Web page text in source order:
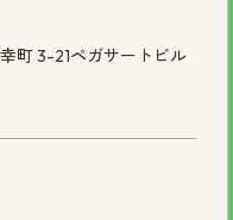
町 3-21ペガサートビル